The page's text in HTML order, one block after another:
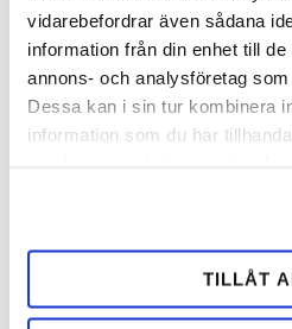
vidarebefordrar även sådana
information från din enhet till
annons- och analysföretag
Dessa kan i sin tur kombinera
information som du har
TILLÅT
specialsøm. Sælges i æske eller i
MÄNGD-